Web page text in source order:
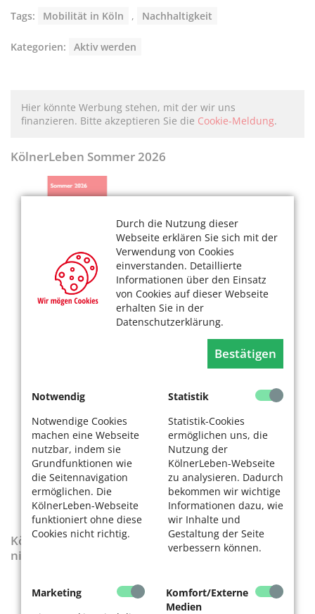
Durch die Nutzung dieser
Webseite erklären Sie sich mit der
Verwendung von Cookies
einverstanden. Detaillierte
Informationen über den Einsatz
von Cookies auf dieser Webseite
erhalten Sie in der
Datenschutzerklärung.
Bestätigen
Notwendig
Notwendige Cookies
machen eine Webseite
nutzbar, indem sie
Grundfunktionen wie
die Seitennavigation
ermöglichen. Die
KölnerLeben-Webseite
funktioniert ohne diese
Cookies nicht richtig.
Statistik
Statistik-Cookies
ermöglichen uns, die
Nutzung der
KölnerLeben-Webseite
zu analysieren. Dadurch
bekommen wir wichtige
Informationen dazu, wie
wir Inhalte und
Gestaltung der Seite
verbessern können.
Marketing
Komfort/Externe
Medien
Tags: Mobilität in Köln , Nachhaltigkeit
Kategorien: Aktiv werden
Hier könnte Werbung stehen, mit der wir uns
finanzieren. Bitte akzeptieren Sie die Cookie-Meldung.
KölnerLeben Sommer 2026
KölnerLeben-Sonderausgabe „Wenn die Rente
nicht reicht“